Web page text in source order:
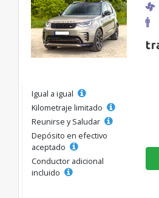
Igual a igual
Kilometraje limitado
Reunirse y Saludar
Depósito en efectivo
aceptado
Conductor adicional
incluido